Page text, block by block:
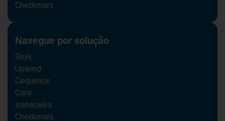
Checkmarx
Navegue por solução
Snyk
Upwind
Cequence
Coro
Ironscales
Checkmarx